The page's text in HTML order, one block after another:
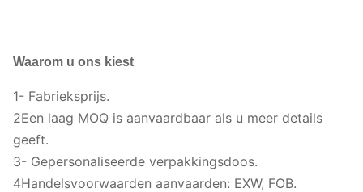
Waarom u ons kiest
1- Fabrieksprijs.
2Een laag MOQ is aanvaardbaar als u meer details
geeft.
3- Gepersonaliseerde verpakkingsdoos.
4Handelsvoorwaarden aanvaarden: EXW, FOB.